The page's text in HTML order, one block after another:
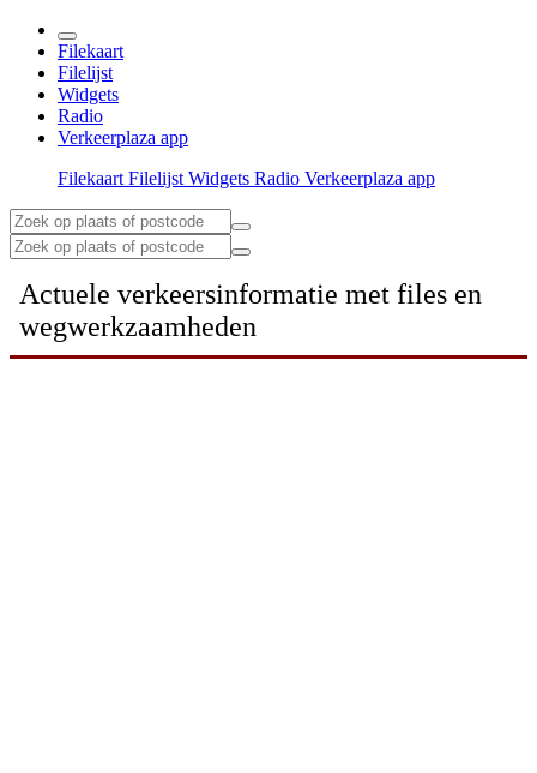
Filekaart
Filelijst
Widgets
Radio
Verkeerplaza app
Filekaart Filelijst Widgets Radio Verkeerplaza app
Actuele verkeersinformatie met files en
wegwerkzaamheden